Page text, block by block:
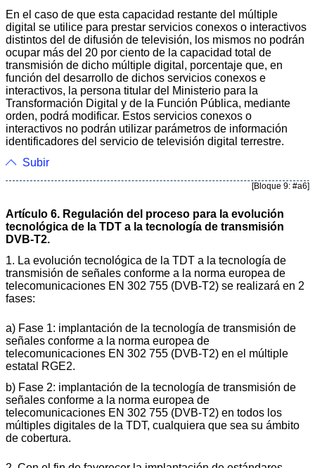
En el caso de que esta capacidad restante del múltiple
digital se utilice para prestar servicios conexos o interactivos
distintos del de difusión de televisión, los mismos no podrán
ocupar más del 20 por ciento de la capacidad total de
transmisión de dicho múltiple digital, porcentaje que, en
función del desarrollo de dichos servicios conexos e
interactivos, la persona titular del Ministerio para la
Transformación Digital y de la Función Pública, mediante
orden, podrá modificar. Estos servicios conexos o
interactivos no podrán utilizar parámetros de información
identificadores del servicio de televisión digital terrestre.
Subir
[Bloque 9: #a6]
Artículo 6. Regulación del proceso para la evolución
tecnológica de la TDT a la tecnología de transmisión
DVB-T2.
1. La evolución tecnológica de la TDT a la tecnología de
transmisión de señales conforme a la norma europea de
telecomunicaciones EN 302 755 (DVB-T2) se realizará en 2
fases:
a) Fase 1: implantación de la tecnología de transmisión de
señales conforme a la norma europea de
telecomunicaciones EN 302 755 (DVB-T2) en el múltiple
estatal RGE2.
b) Fase 2: implantación de la tecnología de transmisión de
señales conforme a la norma europea de
telecomunicaciones EN 302 755 (DVB-T2) en todos los
múltiples digitales de la TDT, cualquiera que sea su ámbito
de cobertura.